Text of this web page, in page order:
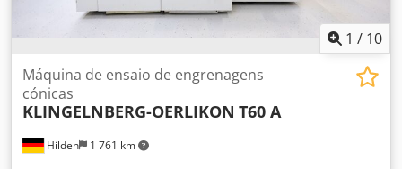
cabeçotes de facas do tipo ARCON®, RSR, Spirapid,
SPIRON®, TRI-AC® - Interface para dados neutros
1 / 10
Hilden 1 761 km
Máquina de ensaio de engrenagens
cónicas
KLINGELNBERG-OERLIKON T60 A